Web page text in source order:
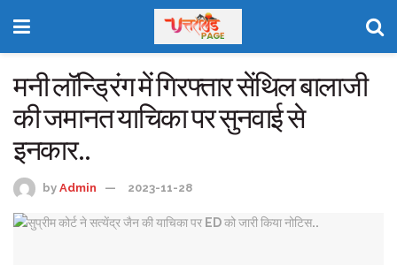
मनी लॉन्ड्रिंग में गिरफ्तार सेंथिल बालाजी
की जमानत याचिका पर सुनवाई से
इनकार..
by Admin 2023-11-28